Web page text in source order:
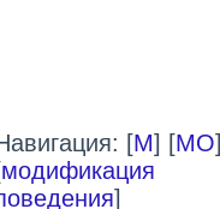
[М] [МО]
модификация
]